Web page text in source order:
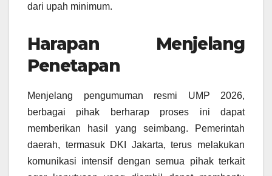
dari upah minimum.
Harapan Menjelang
Penetapan
Menjelang pengumuman resmi UMP 2026,
berbagai pihak berharap proses ini dapat
memberikan hasil yang seimbang. Pemerintah
daerah, termasuk DKI Jakarta, terus melakukan
komunikasi intensif dengan semua pihak terkait